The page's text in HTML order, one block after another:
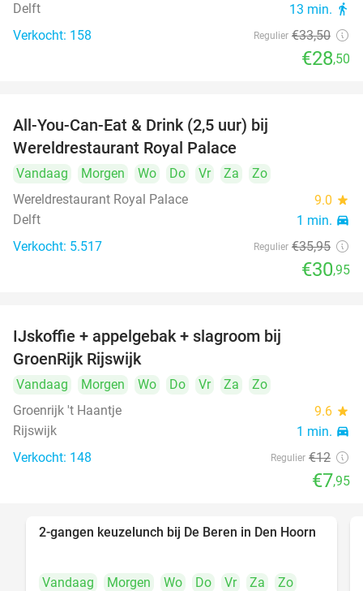
Delft 13 min. directions_walk
Verkocht: 158 Regulier €33,50
€28,50
All-You-Can-Eat & Drink (2,5 uur) bij
Wereldrestaurant Royal Palace
Vandaag Morgen Wo Do Vr Za
Zo
Wereldrestaurant Royal Palace
9.0 star
Delft 1 min. directions_car
Verkocht: 5.517 Regulier €35,95
€30,95
IJskoffie + appelgebak + slagroom bij
GroenRijk Rijswijk
Vandaag Morgen Wo Do Vr Za
Zo
Groenrijk 't Haantje
9.6 star
Rijswijk 1 min. directions_car
Verkocht: 148 Regulier €12
€7,95
43%
2-gangen keuzelunch bij De Beren in Den Hoorn
Vandaag Morgen Wo Do Vr Za
Zo